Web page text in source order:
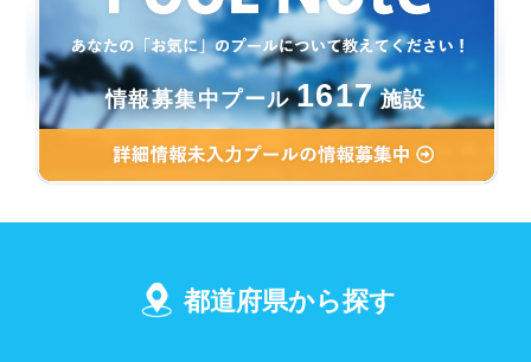
情報募集中プール 1617 施設
都道府県から探す